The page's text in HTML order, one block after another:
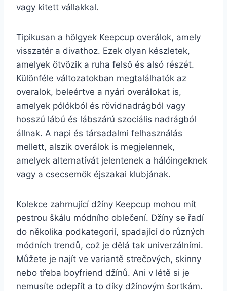
vagy kitett vállakkal.
Tipikusan a hölgyek Keepcup overálok, amely
visszatér a divathoz. Ezek olyan készletek,
amelyek ötvözik a ruha felső és alsó részét.
Különféle változatokban megtalálhatók az
overalok, beleértve a nyári overálokat is,
amelyek pólókból és rövidnadrágból vagy
hosszú lábú és lábszárú szociális nadrágból
állnak. A napi és társadalmi felhasználás
mellett, alszik overálok is megjelennek,
amelyek alternatívát jelentenek a hálóingeknek
vagy a csecsemők éjszakai klubjának.
Kolekce zahrnující džíny Keepcup mohou mít
pestrou škálu módního oblečení. Džíny se řadí
do několika podkategorií, spadající do různých
módních trendů, což je dělá tak univerzálními.
Můžete je najít ve variantě strečových, skinny
nebo třeba boyfriend džínů. Ani v létě si je
nemusíte odepřít a to díky džínovým šortkám.